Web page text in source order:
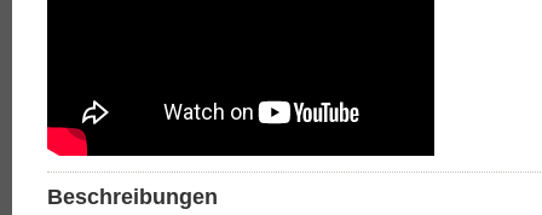
Beschreibungen